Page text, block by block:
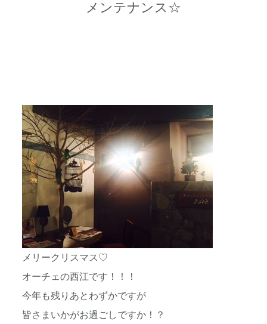
メンテナンス☆
メリークリスマス♡
オーチェの西江です！！！
今年も残りあとわずかですが
皆さまいかがお過ごしですか！？